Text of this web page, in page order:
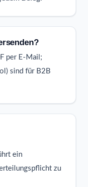
per E-Mail;
sind für B2B
ein
zu